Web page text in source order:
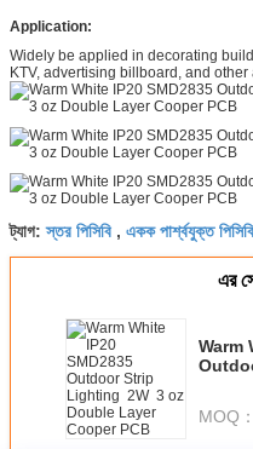
Application:
Widely be applied in decorating
KTV, advertising billboard, and
ট্যাগ:স্তর পিসিবি , একক পার্শ্বযুক্ত পিসিবি
এর
Warm
Outdoor
MOQ：